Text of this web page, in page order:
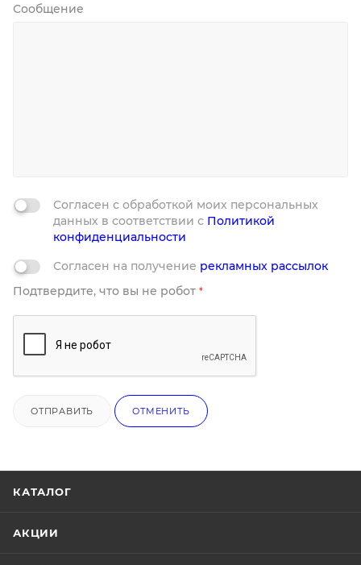
Сообщение
Согласен с обработкой моих персональных
данных в соответствии с Политикой
конфиденциальности
Согласен на получение рекламных рассылок
Подтвердите, что вы не робот *
ОТПРАВИТЬ ОТМЕНИТЬ
КАТАЛОГ
АКЦИИ